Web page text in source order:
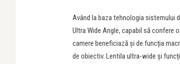
Având la baza tehnologia sistemului
Ultra Wide Angle, capabil să confere
camere beneficiază și de funcția
de obiectiv. Lentila ultra-wide și